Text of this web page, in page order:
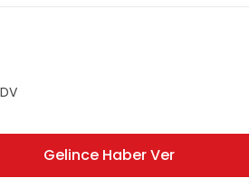
Gelince Haber Ver